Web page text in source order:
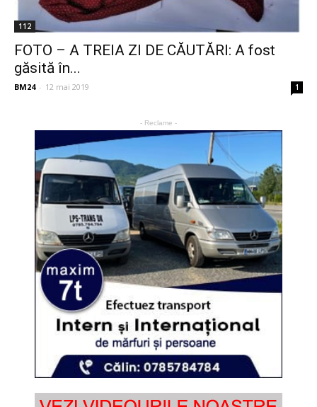
112
FOTO – A TREIA ZI DE CĂUTĂRI: A fost
găsită în...
BM24 - 12 mai 2019 1
- Reclame -